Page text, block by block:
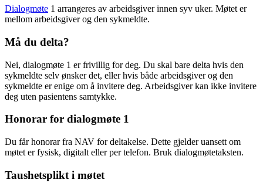
Dialogmøte 1 arrangeres av arbeidsgiver innen syv uker. Møtet er
mellom arbeidsgiver og den sykmeldte.
Må du delta?
Nei, dialogmøte 1 er frivillig for deg. Du skal bare delta hvis den
sykmeldte selv ønsker det, eller hvis både arbeidsgiver og den
sykmeldte er enige om å invitere deg. Arbeidsgiver kan ikke invitere
deg uten pasientens samtykke.
Honorar for dialogmøte 1
Du får honorar fra NAV for deltakelse. Dette gjelder uansett om
møtet er fysisk, digitalt eller per telefon. Bruk dialogmøtetaksten.
Taushetsplikt i møtet